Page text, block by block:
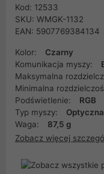
Kod: 12533
SKU: WMGK-1132
EAN: 5907769384134
Kolor:
Czarny
Komunikacja myszy:
Maksymalna
Minimalna
Podświetlenie:
RGB
Typ myszy:
Optyczna
Waga:
87,5 g
Zobacz więcej